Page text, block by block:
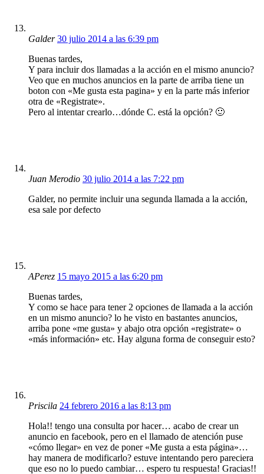
Galder 30 julio 2014 a las 6:39 pm
Buenas tardes,
Y para incluir dos llamadas a la acción en el mismo anuncio?
Veo que en muchos anuncios en la parte de arriba tiene un
boton con «Me gusta esta pagina» y en la parte más inferior
otra de «Registrate».
Pero al intentar crearlo…dónde C. está la opción? 🙂
Juan Merodio 30 julio 2014 a las 7:22 pm
Galder, no permite incluir una segunda llamada a la acción,
esa sale por defecto
APerez 15 mayo 2015 a las 6:20 pm
Buenas tardes,
Y como se hace para tener 2 opciones de llamada a la acción
en un mismo anuncio? lo he visto en bastantes anuncios,
arriba pone «me gusta» y abajo otra opción «registrate» o
«más información» etc. Hay alguna forma de conseguir esto?
Priscila 24 febrero 2016 a las 8:13 pm
Hola!! tengo una consulta por hacer… acabo de crear un
anuncio en facebook, pero en el llamado de atención puse
«cómo llegar» en vez de poner «Me gusta a esta página»…
hay manera de modificarlo? estuve intentando pero pareciera
que eso no lo puedo cambiar… espero tu respuesta! Gracias!!